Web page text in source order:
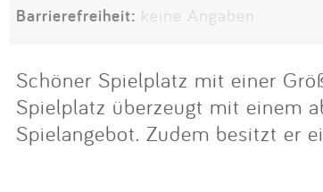
Barrierefreiheit: keine Angaben
Schöner Spielplatz mit einer
Spielplatz überzeugt mit einem
Spielangebot. Zudem besitzt er